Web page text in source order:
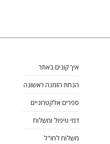
איך קונים באתר
הנחת הזמנה ראשונה
ספרים אלקטרוניים
דמי טיפול ומשלוח
משלוח לחו"ל